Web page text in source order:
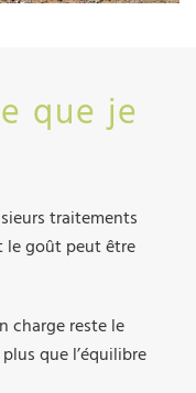
que je
traitements
le goût peut être
charge reste le
que l’équilibre